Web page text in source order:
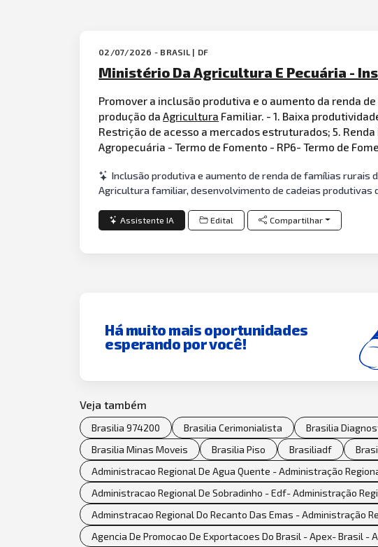
02/07/2026 - BRASIL | DF
Ministério Da Agricultura E Pecuária -
Promover a inclusão produtiva e o aumento da renda
produção daAgricultura Familiar. - 1. Baixa
Restrição de acesso a mercados estruturados; 5.
Agropecuária - Termo de Fomento - RP6- Termo de
Inclusão produtiva e aumento de renda de famílias rurais
Agricultura familiar, desenvolvimento de cadeias produtivas
Assistente IA Edital Compartilhar
Há muito mais oportunidades
esperando por você!
Veja também
Brasilia 974200 Brasilia Cerimonialista Brasilia
Brasilia Minas Moveis
Brasilia Piso Brasiliadf
Administracao Regional De Agua Quente - Administração
Administracao Regional De Sobradinho - Edf- Administração
Adminstracao Regional Do Recanto Das Emas - Administração
Agencia De Promocao De Exportacoes Do Brasil - Apex- Brasil -